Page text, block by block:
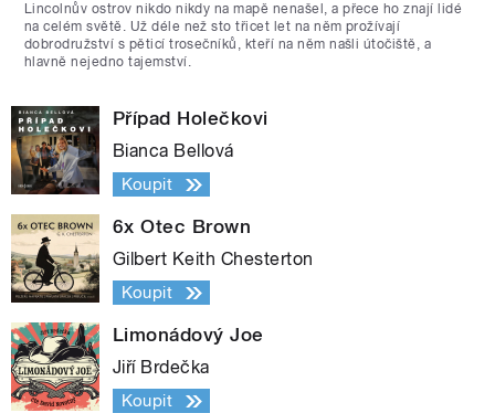
Lincolnův ostrov nikdo nikdy na mapě nenašel, a přece ho znají lidé
na celém světě. Už déle než sto třicet let na něm prožívají
dobrodružství s pěticí trosečníků, kteří na něm našli útočiště, a
hlavně nejedno tajemství.
Případ Holečkovi
Bianca Bellová
Koupit
6x Otec Brown
Gilbert Keith Chesterton
Koupit
Limonádový Joe
Jiří Brdečka
Koupit